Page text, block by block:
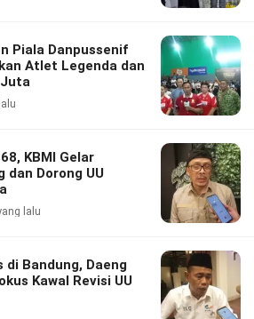
Piala Danpussenif
Atlet Legenda dan
KBMI Gelar
dan Dorong UU
lalu
di Bandung, Daeng
Kawal Revisi UU